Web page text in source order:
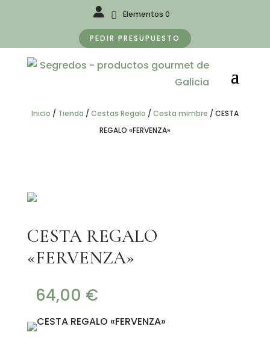
Elementos 0
PEDIR PRESUPUESTO
Inicio / Tienda / Cestas Regalo / Cesta mimbre / CESTA
REGALO «FERVENZA»
CESTA REGALO
«FERVENZA»
64,00 €